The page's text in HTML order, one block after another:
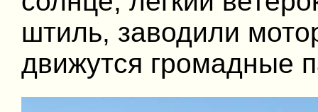
штиль, заводили
движутся громадные